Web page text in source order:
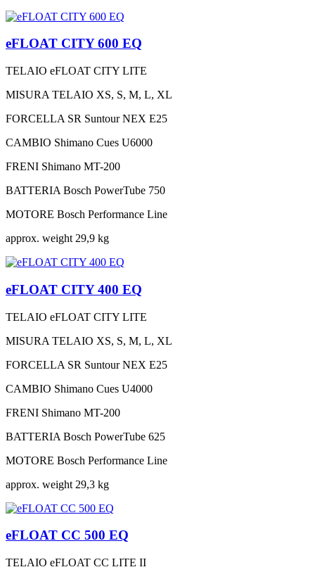
eFLOAT CITY 600 EQ
TELAIO eFLOAT CITY LITE
MISURA TELAIO XS, S, M, L, XL
FORCELLA SR Suntour NEX E25
CAMBIO Shimano Cues U6000
FRENI Shimano MT-200
BATTERIA Bosch PowerTube 750
MOTORE Bosch Performance Line
approx. weight 29,9 kg
eFLOAT CITY 400 EQ
TELAIO eFLOAT CITY LITE
MISURA TELAIO XS, S, M, L, XL
FORCELLA SR Suntour NEX E25
CAMBIO Shimano Cues U4000
FRENI Shimano MT-200
BATTERIA Bosch PowerTube 625
MOTORE Bosch Performance Line
approx. weight 29,3 kg
eFLOAT CC 500 EQ
TELAIO eFLOAT CC LITE II